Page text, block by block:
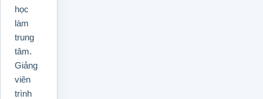
học
làm
trung
tâm.
Giảng
viên
trình